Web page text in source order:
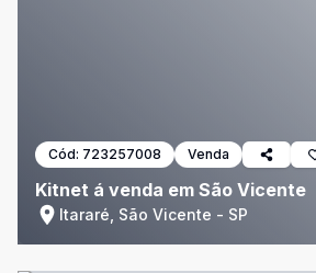
Cód: 723257008 Venda
Kitnet á venda em São Vicente
Itararé, São Vicente - SP